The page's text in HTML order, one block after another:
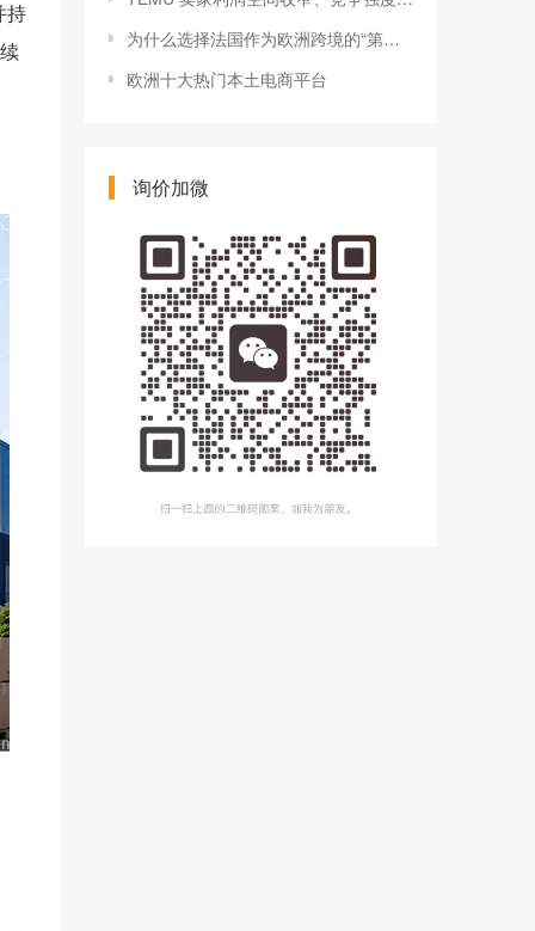
持
为什么选择法国作为欧洲跨境的“第一落脚点”？
欧洲十大热门本土电商平台
询价加微